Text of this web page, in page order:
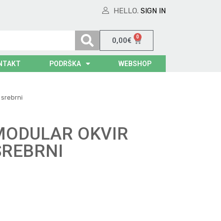
HELLO. SIGN IN
0,00€ 0
PODRŠKA WEBSHOP
srebrni
OKVIR